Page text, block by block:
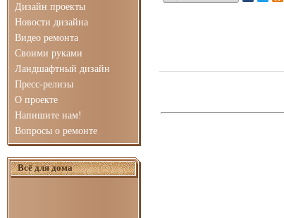
Дизайн проекты
Новости дизайна
Видео ремонта
Своими руками
Ландшафтный дизайн
Пресс-релизы
О проекте
Напишите нам!
Вопросы о ремонте
Всё для дома